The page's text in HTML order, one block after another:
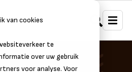
van cookies
te
over uw gebruik
voor analyse. Voor